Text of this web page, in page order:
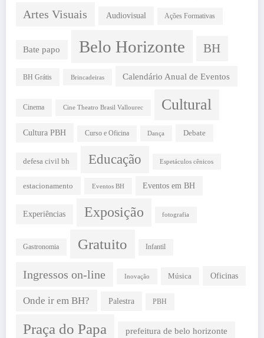
Artes Visuais Audiovisual Ações Formativas
Bate papo Belo Horizonte BH
BH Grátis Brincadeiras Calendário Anual de Eventos
Cinema Cine Theatro Brasil Vallourec Cultural
Cultura PBH Curso e Oficina Dança Debate
defesa civil bh Educação Espetáculos cênicos
estacionamento Eventos BH Eventos em BH
Experiências Exposição fotografia
Gastronomia Gratuito Infantil
Ingressos on-line Inovação Música Oficinas
Onde ir em BH? Palestra PBH
Praça do Papa prefeitura de belo horizonte